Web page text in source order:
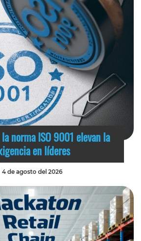
norma ISO 9001 elevan la
en líderes
4 de agosto del 2026